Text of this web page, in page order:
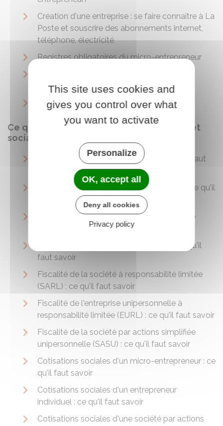
Création d'une entreprise : se faire connaître à La
Poste et souscrire des abonnements internet,
téléphone, électricité
Registres obligatoires du micro-entrepreneur
individuel
Registres obligatoires d'une société
Ce qu'il faut savoir sur les règles fiscales et
sociales
Fiscalité d'un micro-entrepreneur : ce qu'il faut
Fiscalité d'un entrepreneur individuel (EI) : ce qu'il
faut savoir
Fiscalité de la société par actions simplifiée
(SAS) : ce qu'il faut savoir
Fiscalité de la société anonyme (SA) : ce qu'il
faut savoir
Fiscalité de la société à responsabilité limitée
(SARL) : ce qu'il faut savoir
Fiscalité de l'entreprise unipersonnelle à
responsabilité limitée (EURL) : ce qu'il faut savoir
Fiscalité de la société par actions simplifiée
unipersonnelle (SASU) : ce qu'il faut savoir
Cotisations sociales d'un micro-entrepreneur : ce
qu'il faut savoir
Cotisations sociales d'un entrepreneur
individuel : ce qu'il faut savoir
Cotisations sociales d'une société par actions
This site uses cookies and
gives you control over what
you want to activate
Personalize
OK, accept all
Deny all cookies
Privacy policy